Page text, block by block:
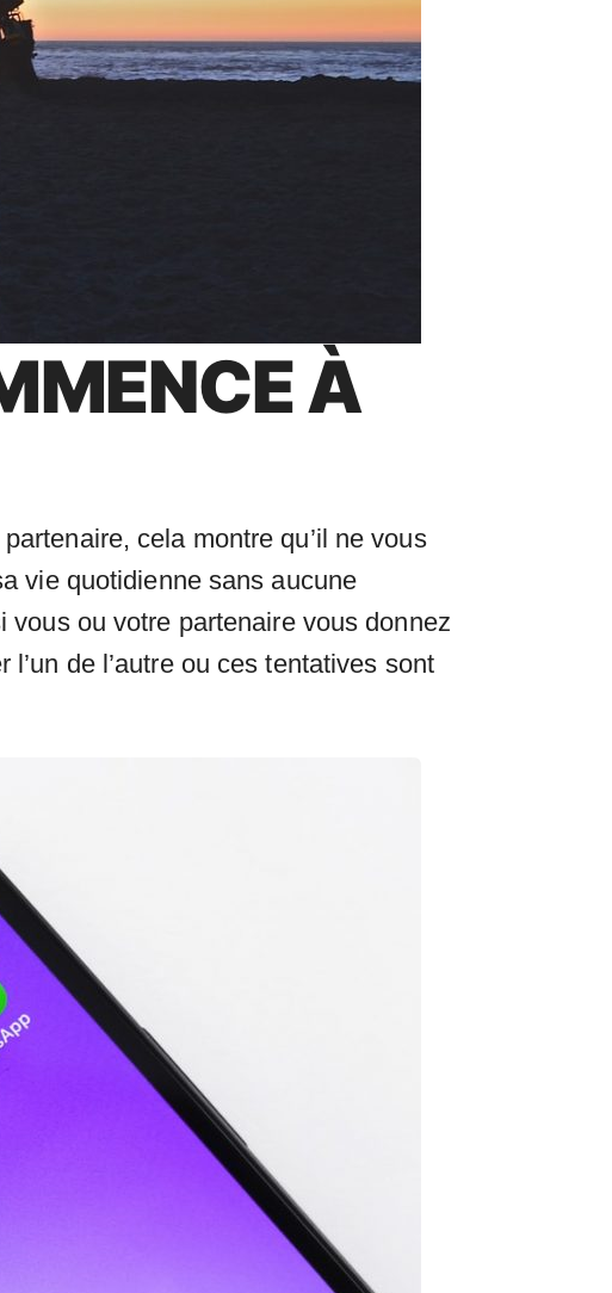
À
cela montre qu’il ne vous
vie quotidienne sans aucune
ou votre partenaire vous donnez
de l’autre ou ces tentatives sont